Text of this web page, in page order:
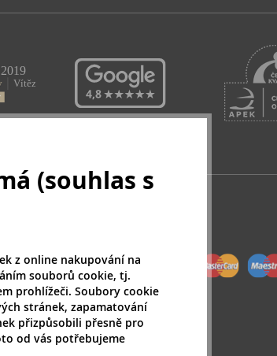
(souhlas s
z online nakupování na
souborů cookie, tj.
prohlížeči. Soubory cookie
stránek, zapamatování
přizpůsobili přesně pro
od vás potřebujeme